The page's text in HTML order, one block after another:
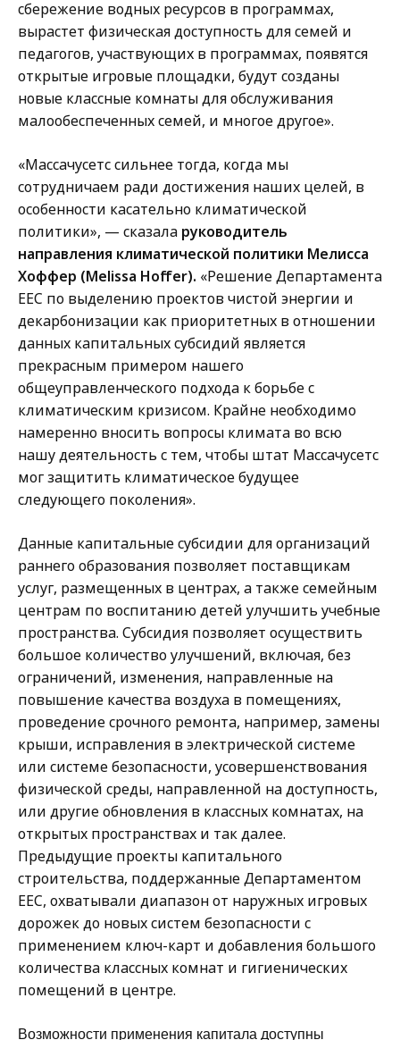
сбережение водных ресурсов в программах,
вырастет физическая доступность для семей и
педагогов, участвующих в программах, появятся
открытые игровые площадки, будут созданы
новые классные комнаты для обслуживания
малообеспеченных семей, и многое другое».
«Массачусетс сильнее тогда, когда мы
сотрудничаем ради достижения наших целей, в
особенности касательно климатической
политики», — сказала руководитель
направления климатической политики Мелисса
Хоффер (Melissa Hoffer). «Решение Департамента
EEC по выделению проектов чистой энергии и
декарбонизации как приоритетных в отношении
данных капитальных субсидий является
прекрасным примером нашего
общеуправленческого подхода к борьбе с
климатическим кризисом. Крайне необходимо
намеренно вносить вопросы климата во всю
нашу деятельность с тем, чтобы штат Массачусетс
мог защитить климатическое будущее
следующего поколения».
Данные капитальные субсидии для организаций
раннего образования позволяет поставщикам
услуг, размещенных в центрах, а также семейным
центрам по воспитанию детей улучшить учебные
пространства. Субсидия позволяет осуществить
большое количество улучшений, включая, без
ограничений, изменения, направленные на
повышение качества воздуха в помещениях,
проведение срочного ремонта, например, замены
крыши, исправления в электрической системе
или системе безопасности, усовершенствования
физической среды, направленной на доступность,
или другие обновления в классных комнатах, на
открытых пространствах и так далее.
Предыдущие проекты капитального
строительства, поддержанные Департаментом
EEC, охватывали диапазон от наружных игровых
дорожек до новых систем безопасности с
применением ключ-карт и добавления большого
количества классных комнат и гигиенических
помещений в центре.
Возможности применения капитала доступны